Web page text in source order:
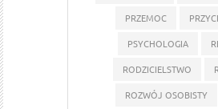
PRZEMOC
PSYCHOLOGIA
RODZICIELSTWO
ROZWÓJ OSOBISTY